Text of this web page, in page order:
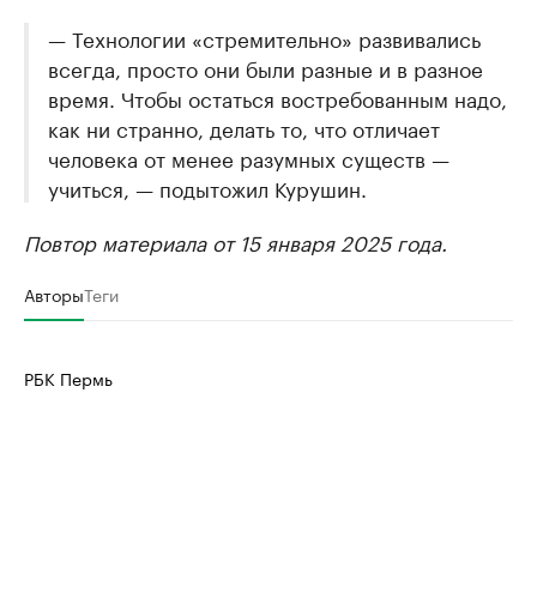
— Технологии «стремительно» развивались
всегда, просто они были разные и в разное
время. Чтобы остаться востребованным надо,
как ни странно, делать то, что отличает
человека от менее разумных существ —
учиться, — подытожил Курушин.
Повтор материала от 15 января 2025 года.
АвторыТеги
РБК Пермь